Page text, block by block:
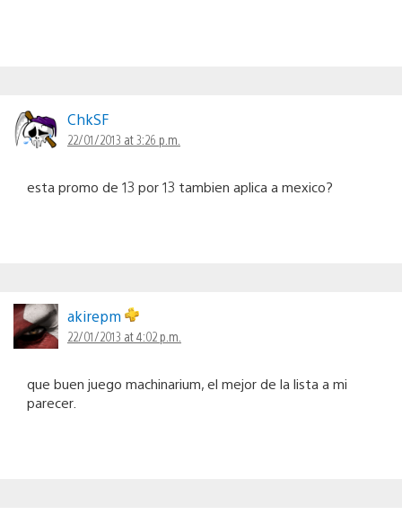
ChkSF
22/01/2013 at 3:26 p.m.
esta promo de 13 por 13 tambien aplica a mexico?
akirepm
22/01/2013 at 4:02 p.m.
que buen juego machinarium, el mejor de la lista a mi
parecer.